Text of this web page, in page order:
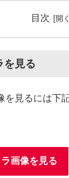
目次
を見る
を見るには下
画像を見る